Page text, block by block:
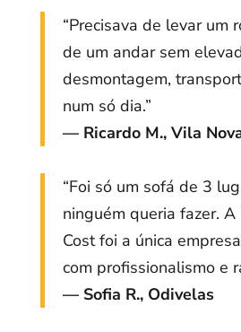
“Precisava de levar um
de um andar sem
desmontagem,
num só dia.”
— Ricardo M., Vila
“Foi só um sofá de 3
ninguém queria fazer.
Cost foi a única
com profissionalismo e
— Sofia R., Odivelas